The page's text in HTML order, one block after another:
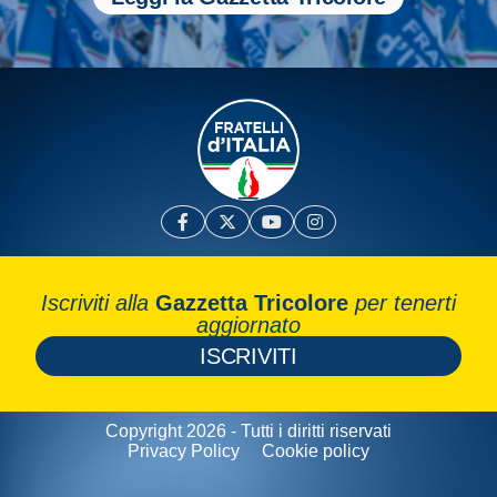
Iscriviti alla Gazzetta Tricolore per tenerti
aggiornato
ISCRIVITI
Copyright 2026 - Tutti i diritti riservati
Privacy Policy
Cookie policy